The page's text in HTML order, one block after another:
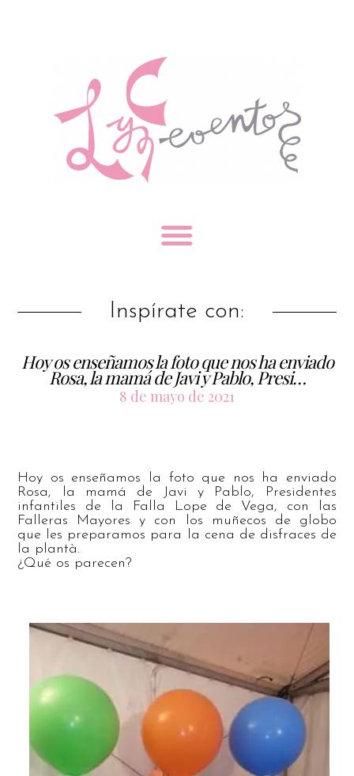
Inspírate con:
Hoy os enseñamos la foto que nos ha enviado
Rosa, la mamá de Javi y Pablo, Presi…
8 de mayo de 2021
Hoy os enseñamos la foto que nos ha enviado
Rosa, la mamá de Javi y Pablo, Presidentes
infantiles de la Falla Lope de Vega, con las
Falleras Mayores y con los muñecos de globo
que les preparamos para la cena de disfraces de
la plantà.
¿Qué os parecen?